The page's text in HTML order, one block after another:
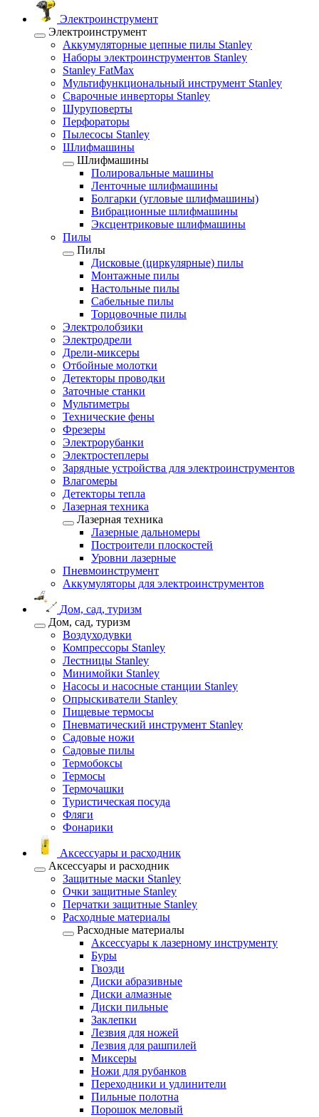
Электроинструмент
Электроинструмент
Аккумуляторные цепные пилы Stanley
Наборы электроинструментов Stanley
Stanley FatMax
Мультифункциональный инструмент Stanley
Сварочные инверторы Stanley
Шуруповерты
Перфораторы
Пылесосы Stanley
Шлифмашины
Шлифмашины
Полировальные машины
Ленточные шлифмашины
Болгарки (угловые шлифмашины)
Вибрационные шлифмашины
Эксцентриковые шлифмашины
Пилы
Пилы
Дисковые (циркулярные) пилы
Монтажные пилы
Настольные пилы
Сабельные пилы
Торцовочные пилы
Электролобзики
Электродрели
Дрели-миксеры
Отбойные молотки
Детекторы проводки
Заточные станки
Мультиметры
Технические фены
Фрезеры
Электрорубанки
Электростеплеры
Зарядные устройства для электроинструментов
Влагомеры
Детекторы тепла
Лазерная техника
Лазерная техника
Лазерные дальномеры
Построители плоскостей
Уровни лазерные
Пневмоинструмент
Аккумуляторы для электроинструментов
Дом, сад, туризм
Дом, сад, туризм
Воздуходувки
Компрессоры Stanley
Лестницы Stanley
Минимойки Stanley
Насосы и насосные станции Stanley
Опрыскиватели Stanley
Пищевые термосы
Пневматический инструмент Stanley
Садовые ножи
Садовые пилы
Термобоксы
Термосы
Термочашки
Туристическая посуда
Фляги
Фонарики
Аксессуары и расходник
Аксессуары и расходник
Защитные маски Stanley
Очки защитные Stanley
Перчатки защитные Stanley
Расходные материалы
Расходные материалы
Аксессуары к лазерному инструменту
Буры
Гвозди
Диски абразивные
Диски алмазные
Диски пильные
Заклепки
Лезвия для ножей
Лезвия для рашпилей
Миксеры
Ножи для рубанков
Переходники и удлинители
Пильные полотна
Порошок меловый